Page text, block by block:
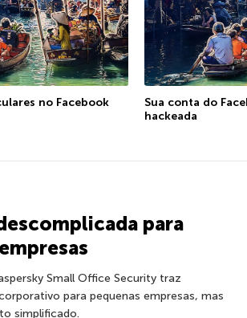
no Facebook
Sua conta do
hackeada
para
Small Office Security traz
para pequenas empresas, mas
simplificado.